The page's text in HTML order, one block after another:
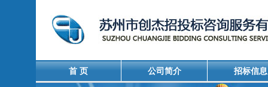
首 页 公司简介 招标信息